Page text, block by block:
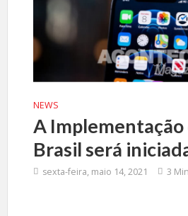
NEWS
A Implementação
Brasil será
sexta-feira, maio 14, 2021 3